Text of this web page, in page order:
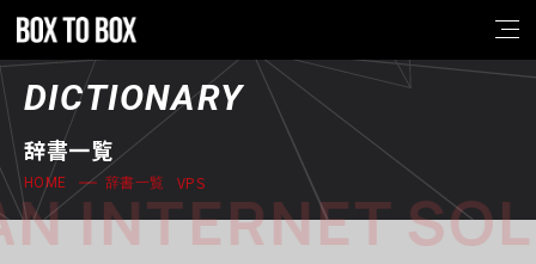
DICTIONARY
辞書一覧
HOME 辞書一覧 VPS
INTERNET